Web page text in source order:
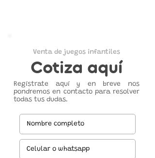
Venta de juegos infantiles
Cotiza aquí
Regístrate aquí y en breve nos
pondremos en contacto para resolver
todas tus dudas.